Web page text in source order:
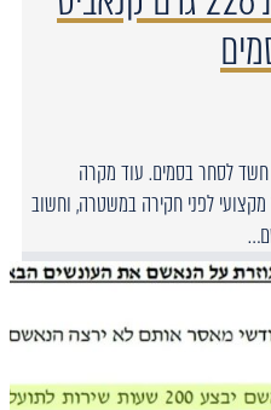
ברכב, חשד לסחר בסמים. עוד מקרה
לפני חקירה במשטרה, וחשוב